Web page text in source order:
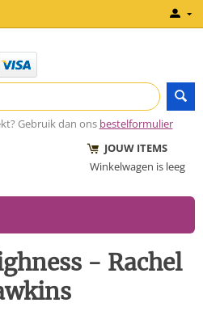
Gebruik dan ons bestelformulier
JOUW ITEMS
Winkelwagen is leeg
- Rachel